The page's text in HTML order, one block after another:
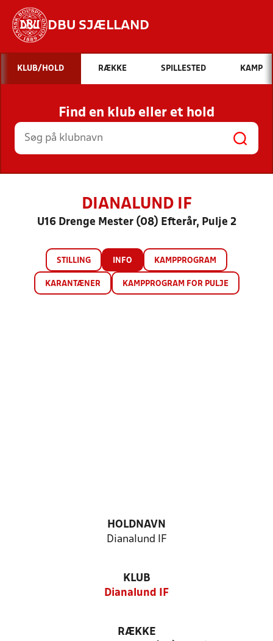
DBU SJÆLLAND
Hvad vil du søge efter?
INDHOLD OG NYHEDER
STILLINGER, RESULTATER, KLUBBER OG
HOLD
KLUB/HOLD RÆKKE SPILLESTED KAMP
Find en klub eller et hold
DIANALUND IF
U16 Drenge Mester (08) Efterår, Pulje 2
STILLING INFO KAMPPROGRAM
KARANTÆNER KAMPPROGRAM FOR PULJE
HOLDNAVN
Dianalund IF
KLUB
Dianalund IF
RÆKKE